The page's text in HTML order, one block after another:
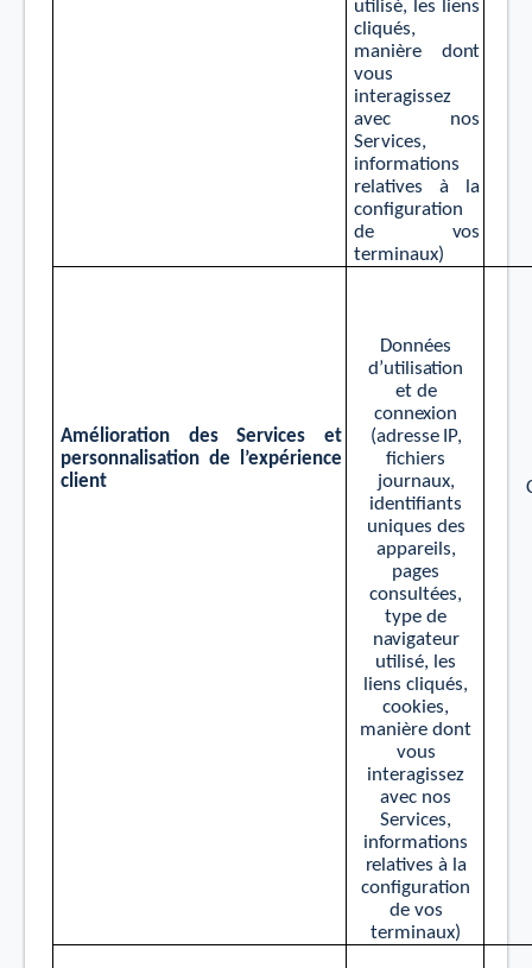
utilisé, les
liens
cliqués,
manière dont
vous
interagissez
avec
nos
Services,
informations
relatives à
la
conﬁguration
de vos
terminaux)
Amélioration des Services et
personnalisation de l ’expérience
client
Données
d’utilisation
et de
connexion
(adresse P,
ﬁchiers
journaux,
identiﬁants
uniques des
appareils,
pages
consultées,
type de
navigateur
utilisé, les
liens cliqués,
cookies,
manièredont
vous
interagissez
avec nos
Services,
informations
relatives à la
conﬁguration
de vos
terminaux)